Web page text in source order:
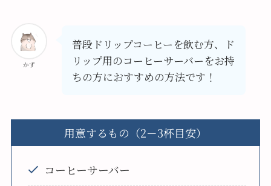
かず
普段ドリップコーヒーを飲む方、ド
リップ用のコーヒーサーバーをお持
ちの方におすすめの方法です！
用意するもの（2－3杯目安）
コーヒーサーバー